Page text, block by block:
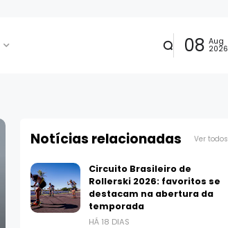
08 Aug
2026
Notícias relacionadas Ver todos
Circuito Brasileiro de
Rollerski 2026: favoritos se
destacam na abertura da
temporada
HÁ 18 DIAS